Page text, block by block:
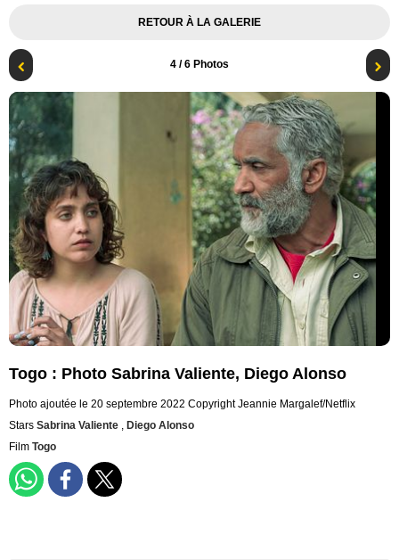
RETOUR À LA GALERIE
4 / 6 Photos
Togo : Photo Sabrina Valiente, Diego Alonso
Photo ajoutée le 20 septembre 2022 Copyright Jeannie Margalef/Netflix
Stars Sabrina Valiente , Diego Alonso
Film Togo